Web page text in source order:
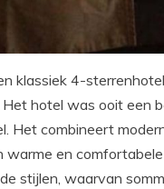
klassiek 4-
hotel was ooit een
Het combineert
warme en
stijlen, waarvan